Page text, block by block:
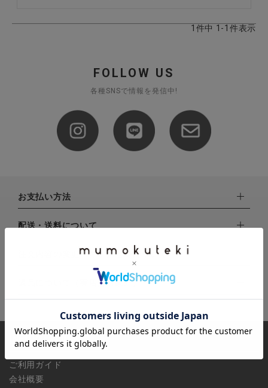
全ての商品
ご利用ガイド
1 件中 1 -1 件表示
FOLLOW US
各種SNSで情報を発信中!
お支払い方法
下記お支払い方法よりお選びいただけます。
EXPRESS,Diners Club）
・amazonペイメント
・NP後払い
配送・送料について
配達業者：日本郵便
沖縄：1,400円
ゆうパケット全国一律：360円
注文内容の変更・キャンセルについて
ご注文日当日から翌日のAM9:00までにご連絡頂いた場合はキャ
ご注文商品の一部キャンセルは出来ませんので、ご注文を全てキ
します。
かじめご了承ください。
返品について（実店舗対象外）
返品期限：商品到着後7営業日以内（土日祝を除く）に連絡・ご
こちらよりご依頼ください。
INFORMATION
ご利用ガイド
会社概要